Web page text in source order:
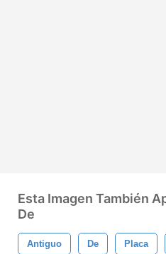
Esta Imagen También
De
Antiguo De Placa